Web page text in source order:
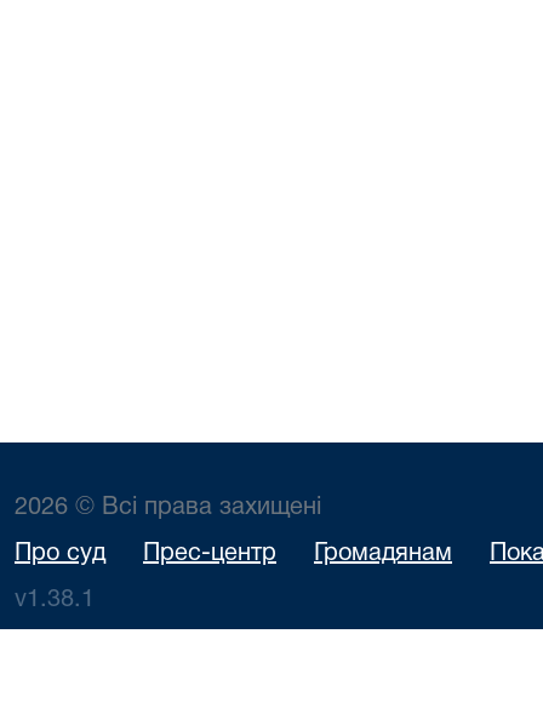
2026 © Всі права захищені
Про суд Прес-центр Громадянам
v1.38.1